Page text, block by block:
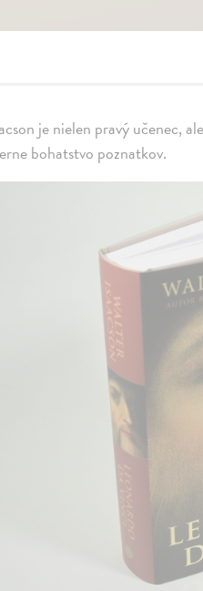
je nielen pravý učenec,
bohatstvo poznatkov.